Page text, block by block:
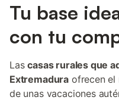
Tu base
con tu
Lascasas rurales que
Extremadura ofrecen
de unas vacaciones